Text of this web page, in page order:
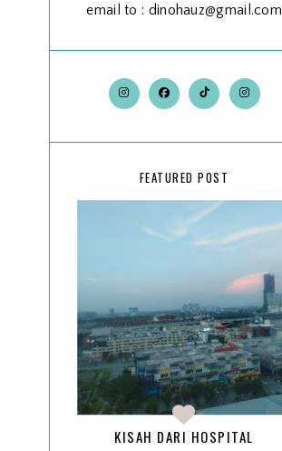
email to : dinohauz@gmail.com
FEATURED POST
KISAH DARI HOSPITAL